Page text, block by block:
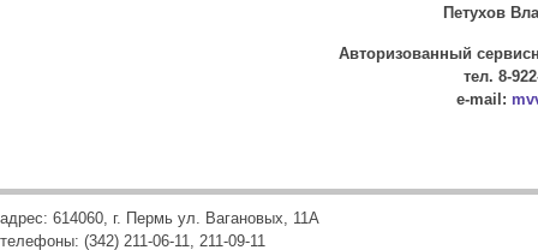
Петухов
Авторизованный
тел. 8-
e-mail:
адрес: 614060, г. Пермь ул. Вагановых, 11А
телефоны: (342) 211-06-11, 211-09-11